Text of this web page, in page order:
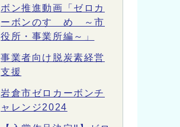
ボン推進動画「ゼロカ
ーボンのすゝめ ～市
役所・事業所編～」
事業者向け脱炭素経営
支援
岩倉市ゼロカーボンチ
ャレンジ2024